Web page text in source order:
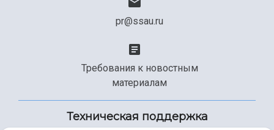
pr@ssau.ru
Требования к новостным
материалам
Техническая поддержка